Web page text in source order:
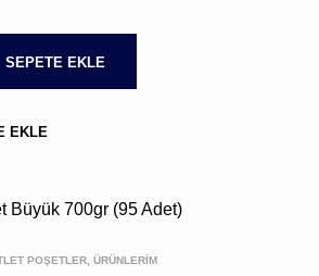
SEPETE EKLE
EKLE
Büyük 700gr (95 Adet)
POŞETLER, ÜRÜNLERIM